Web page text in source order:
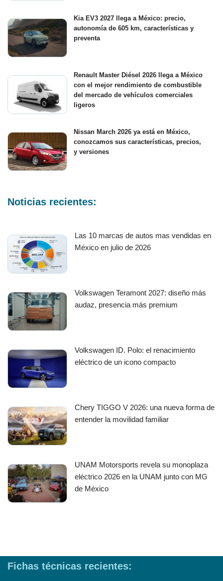
Kia EV3 2027 llega a México: precio,
autonomía de 605 km, características y
preventa
Renault Master Diésel 2026 llega a México
con el mejor rendimiento de combustible
del mercado de vehículos comerciales
ligeros
Nissan March 2026 ya está en México,
conozcamos sus características, precios,
y versiones
Noticias recientes:
Las 10 marcas de autos mas vendidas en
México en julio de 2026
Volkswagen Teramont 2027: diseño más
audaz, presencia más premium
Volkswagen ID. Polo: el renacimiento
eléctrico de un icono compacto
Chery TIGGO V 2026: una nueva forma de
entender la movilidad familiar
UNAM Motorsports revela su monoplaza
eléctrico 2026 en la UNAM junto con MG
de México
Fichas técnicas recientes: